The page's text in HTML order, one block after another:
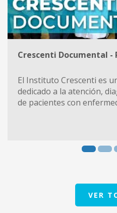
Crescenti Documental -
El Instituto Crescenti es
dedicado a la atención,
de pacientes con
VER